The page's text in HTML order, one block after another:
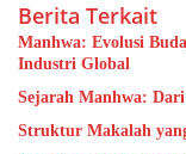
Berita Terkait
Manhwa: Evolusi
Industri Global
Sejarah Manhwa:
Struktur Makalah